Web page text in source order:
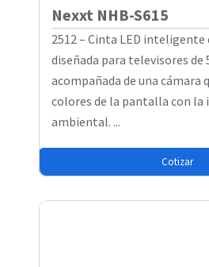
Nexxt NHB-S615
2512 – Cinta LED inteligente
diseñada para televisores de
acompañada de una cámara
colores de la pantalla con la
ambiental. ...
Cotizar